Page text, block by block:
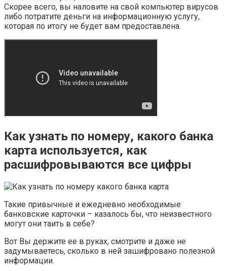
Скорее всего, вы наловите на свой компьютер вирусов
либо потратите деньги на информационную услугу,
которая по итогу не будет вам предоставлена.
Как узнать по номеру, какого банка
карта используется, как
расшифровываются все цифры
Такие привычные и ежедневно необходимые
банковские карточки – казалось бы, что неизвестного
могут они таить в себе?
Вот Вы держите ее в руках, смотрите и даже не
задумываетесь, сколько в ней зашифровано полезной
информации.